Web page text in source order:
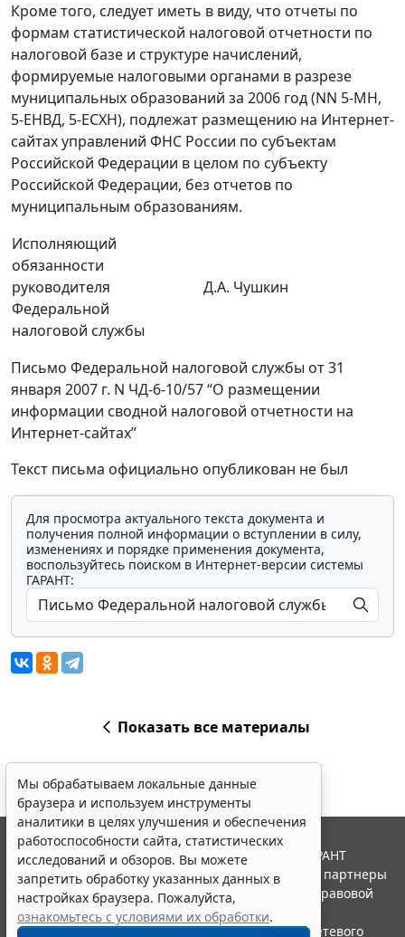
Кроме того, следует иметь в виду, что отчеты по
формам статистической налоговой отчетности по
налоговой базе и структуре начислений,
формируемые налоговыми органами в разрезе
муниципальных образований за 2006 год (NN 5-МН,
5-ЕНВД, 5-ЕСХН), подлежат размещению на Интернет-
сайтах управлений ФНС России по субъектам
Российской Федерации в целом по субъекту
Российской Федерации, без отчетов по
муниципальным образованиям.
Исполняющий
обязанности
руководителя
Федеральной
налоговой службы
Д.А. Чушкин
Письмо Федеральной налоговой службы от 31
января 2007 г. N ЧД-6-10/57 “О размещении
информации сводной налоговой отчетности на
Интернет-сайтах”
Текст письма официально опубликован не был
Для просмотра актуального текста документа и
получения полной информации о вступлении в силу,
изменениях и порядке применения документа,
воспользуйтесь поиском в Интернет-версии системы
ГАРАНТ:
Показать все материалы
Мы обрабатываем локальные данные
браузера и используем инструменты
аналитики в целях улучшения и обеспечения
работоспособности сайта, статистических
исследований и обзоров. Вы можете
запретить обработку указанных данных в
настройках браузера. Пожалуйста,
ознакомьтесь с условиями их обработки.
© ООО "НПП "ГАРАНТ-СЕРВИС", 2026. Система ГАРАНТ
выпускается с 1990 года. Компания "Гарант" и ее партнеры
являются участниками Российской ассоциации правовой
информации ГАРАНТ.
Портал ГАРАНТ.РУ зарегистрирован в качестве сетевого